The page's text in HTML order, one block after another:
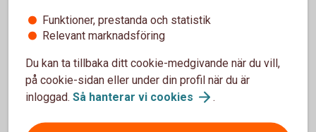
Du kan enkelt pausa din pensionsutbetalning och
även förkorta, förlänga eller ta bort en pågående
Pausa dinpensionsutbetalning
Funktioner, prestanda och statistik
Relevant marknadsföring
Du kan ta tillbaka ditt cookie-medgivande när du vill,
på cookie-sidan eller under din profil när du är
inloggad. Så hanterar vi cookies .